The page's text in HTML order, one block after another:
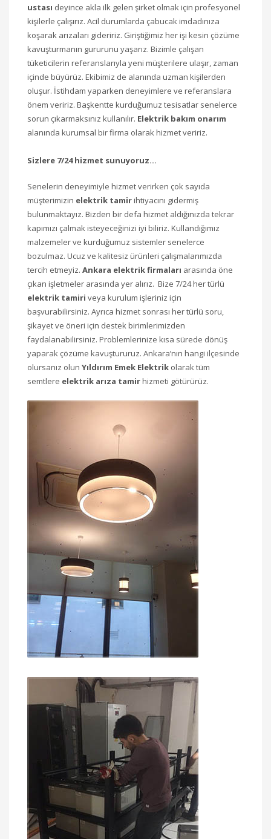
ustası deyince akla ilk gelen şirket olmak için profesyonel
kişilerle çalışırız. Acil durumlarda çabucak imdadınıza
koşarak arızaları gideririz. Giriştiğimiz her işi kesin çözüme
kavuşturmanın gururunu yaşarız. Bizimle çalışan
tüketicilerin referanslarıyla yeni müşterilere ulaşır, zaman
içinde büyürüz. Ekibimiz de alanında uzman kişilerden
oluşur. İstihdam yaparken deneyimlere ve referanslara
önem veririz. Başkentte kurduğumuz tesisatlar senelerce
sorun çıkarmaksınız kullanılır. Elektrik bakım onarım
alanında kurumsal bir firma olarak hizmet veririz.
Sizlere 7/24 hizmet sunuyoruz…
Senelerin deneyimiyle hizmet verirken çok sayıda
müşterimizin elektrik tamirihtiyacını gidermiş
bulunmaktayız. Bizden bir defa hizmet aldığınızda tekrar
kapımızı çalmak isteyeceğinizi iyi biliriz. Kullandığımız
malzemeler ve kurduğumuz sistemler senelerce
bozulmaz. Ucuz ve kalitesiz ürünleri çalışmalarımızda
tercih etmeyiz. Ankara elektrik firmaları arasında öne
çıkan işletmeler arasında yer alırız. Bize 7/24 her türlü
elektrik tamiri veya kurulum işleriniz için
başvurabilirsiniz. Ayrıca hizmet sonrası her türlü soru,
şikayet ve öneri için destek birimlerimizden
faydalanabilirsiniz. Problemlerinize kısa sürede dönüş
yaparak çözüme kavuştururuz. Ankara’nın hangi ilçesinde
olursanız olun Yıldırım Emek Elektrik olarak tüm
semtlere elektrik arıza tamirhizmeti götürürüz.